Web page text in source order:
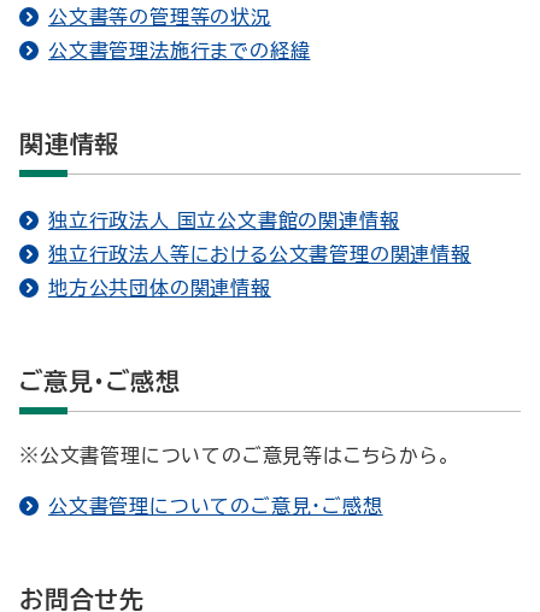
公文書等の管理等の状況
公文書管理法施行までの経緯
関連情報
独立行政法人 国立公文書館の関連情報
独立行政法人等における公文書管理の関連情報
地方公共団体の関連情報
ご意見・ご感想
※公文書管理についてのご意見等はこちらから。
公文書管理についてのご意見・ご感想
お問合せ先